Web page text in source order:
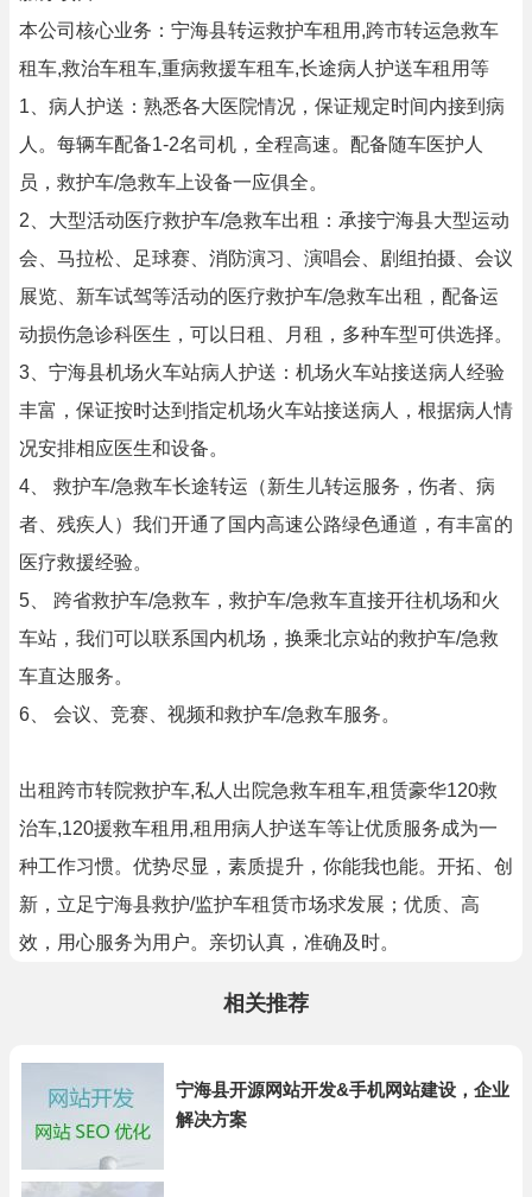
本公司核心业务：宁海县转运救护车租用,跨市转运急救车
租车,救治车租车,重病救援车租车,长途病人护送车租用等
1、病人护送：熟悉各大医院情况，保证规定时间内接到病
人。每辆车配备1-2名司机，全程高速。配备随车医护人
员，救护车/急救车上设备一应俱全。
2、大型活动医疗救护车/急救车出租：承接宁海县大型运动
会、马拉松、足球赛、消防演习、演唱会、剧组拍摄、会议
展览、新车试驾等活动的医疗救护车/急救车出租，配备运
动损伤急诊科医生，可以日租、月租，多种车型可供选择。
3、宁海县机场火车站病人护送：机场火车站接送病人经验
丰富，保证按时达到指定机场火车站接送病人，根据病人情
况安排相应医生和设备。
4、 救护车/急救车长途转运（新生儿转运服务，伤者、病
者、残疾人）我们开通了国内高速公路绿色通道，有丰富的
医疗救援经验。
5、 跨省救护车/急救车，救护车/急救车直接开往机场和火
车站，我们可以联系国内机场，换乘北京站的救护车/急救
车直达服务。
6、 会议、竞赛、视频和救护车/急救车服务。
出租跨市转院救护车,私人出院急救车租车,租赁豪华120救
治车,120援救车租用,租用病人护送车等让优质服务成为一
种工作习惯。优势尽显，素质提升，你能我也能。开拓、创
新，立足宁海县救护/监护车租赁市场求发展；优质、高
效，用心服务为用户。亲切认真，准确及时。
相关推荐
宁海县开源网站开发&手机网站建设，企业
解决方案